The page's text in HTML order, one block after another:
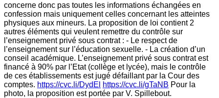
concerne donc pas toutes les informations échangées en
confession mais uniquement celles concernant les atteintes
physiques aux mineurs. La proposition de loi contient 2
autres éléments qui veulent remettre du contrôle sur
l’enseignement privé sous contrat : - Le respect de
l’enseignement sur l’éducation sexuelle. - La création d’un
conseil académique. L’enseignement privé sous contrat est
financé à 90% par l’Etat (collège et lycée), mais le contrôle
de ces établissements est jugé défaillant par la Cour des
comptes. https://cvc.li/DydEl https://cvc.li/gTaNB Pour la
photo, la proposition est portée par V. Spillebout.